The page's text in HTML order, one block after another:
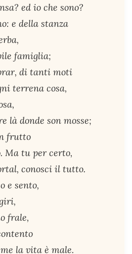
ed io che sono?
e della stanza
famiglia;
di tanti moti
terrena cosa,
là donde son mosse;
frutto
Ma tu per certo,
conosci il tutto.
e sento,
frale,
la vita è male.